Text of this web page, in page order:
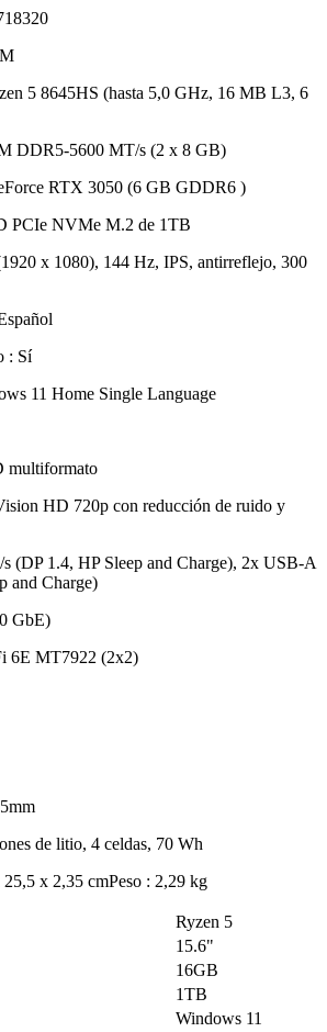
5 8645HS (hasta 5,0 GHz, 16 MB L3, 6
DDR5-5600 MT/s (2 x 8 GB)
RTX 3050 (6 GB GDDR6 )
PCIe NVMe M.2 de 1TB
x 1080), 144 Hz, IPS, antirreflejo, 300
: Sí
11 Home Single Language
multiformato
HD 720p con reducción de ruido y
(DP 1.4, HP Sleep and Charge), 2x USB-A
and Charge)
GbE)
6E MT7922 (2x2)
de litio, 4 celdas, 70 Wh
x 2,35 cmPeso : 2,29 kg
Ryzen 5
15.6"
16GB
1TB
Windows 11